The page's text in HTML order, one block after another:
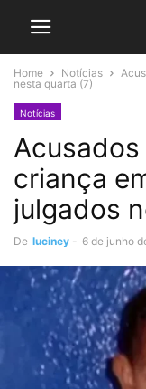
Home Notícias
nesta quarta (7)
Notícias
criança
julgados
De luciney - 6 de junho